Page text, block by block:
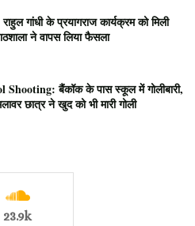
गांधी के प्रयागराज कार्यक्रम को मिली
ने वापस लिया फैसला
बैंकॉक के पास स्कूल में गोलीबारी,
छात्र ने खुद को भी मारी गोली
23.9k